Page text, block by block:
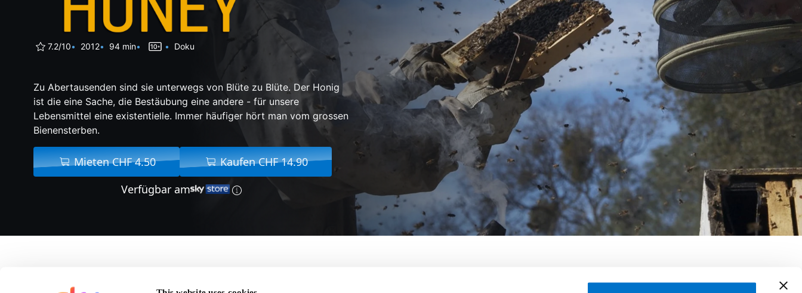
7.2/10 2012 94 min Doku
Zu Abertausenden sind sie unterwegs von Blüte zu Blüte. Der Honig
ist die eine Sache, die Bestäubung eine andere - für unsere
Lebensmittel eine existentielle. Immer häufiger hört man vom grossen
Bienensterben.
Mieten CHF 4.50
Kaufen CHF 14.90
Verfügbar am